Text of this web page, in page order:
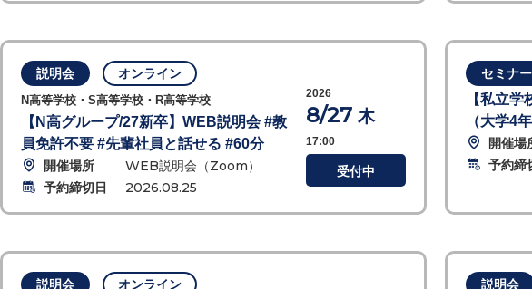
説明会 オンライン
N高等学校・S高等学校・R高等学校
【N高グループ/27新卒】WEB説明会 #教
員免許不要 #先輩社員と話せる #60分
開催場所
WEB説明会（Zoom）
予約締切日
2026.08.25
2026
8/27 木
17:00
受付中
セミナー
【私立
（大学4
開催場
予約締
説明会 オンライン 説明会